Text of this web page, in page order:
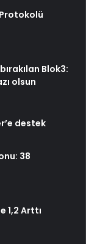
Blok3:
olsun
destek
38
1,2 Arttı